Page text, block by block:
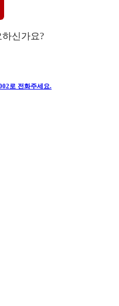
신가요?
로 전화주세요.